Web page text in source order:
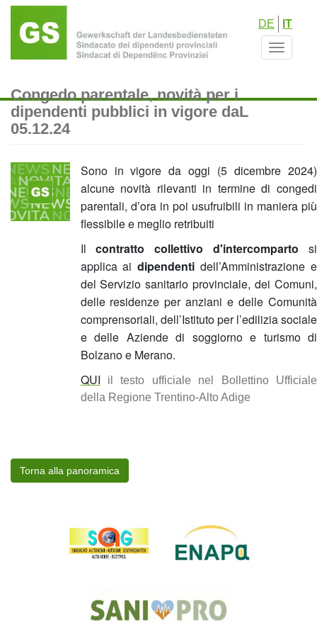
Salta
contenuto
principale
DE IT
Toggle
Congedo parentale, novità per i
dipendenti pubblici in vigore daL
05.12.24
Sono in vigore da oggi (5 dicembre 2024)
alcune novità rilevanti in termine di congedi
parentali, d’ora in poi usufruibili in maniera più
flessibile e meglio retribuiti
Ilcontratto collettivo d'intercomparto si
applica ai dipendentidell’Amministrazione e
del Servizio sanitario provinciale, dei Comuni,
delle residenze per anziani e delle Comunità
comprensoriali, dell’Istituto per l’edilizia sociale
e delle Aziende di soggiorno e turismo di
Bolzano e Merano.
QUI
il testo ufficiale nel Bollettino Ufficiale
della Regione Trentino-Alto Adige
Torna alla panoramica